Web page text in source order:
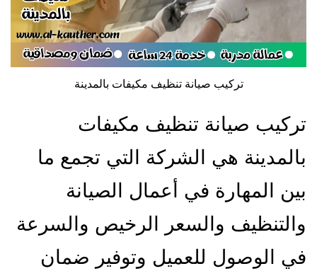
تركيب صيانة تنظيف مكيفات بالمدينة
تركيب صيانة تنظيف مكيفات
بالمدينة هي الشركة التي تجمع ما
بين المهارة في أعمال الصيانة
والتنظيف والسعر الرخيص والسرعة
في الوصول للعميل وتوفير ضمان